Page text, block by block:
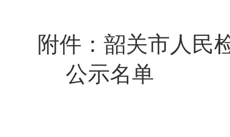
附件：韶关市人民
公示名单